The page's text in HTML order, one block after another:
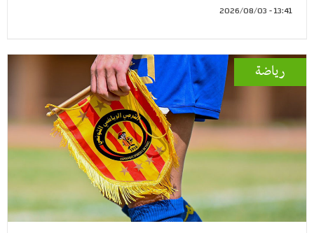
13:41 - 2026/08/03
رياضة